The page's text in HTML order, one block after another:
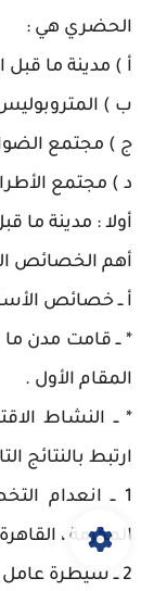
الحضري هي :
أ ) مدينة ما قبل
ب )
ج ) مجتمع
د ) مجتمع
أولا : مدينة ما
أهم الخصائص
أ ــ خصائص
* ــ قامت مدن
المقام الأول .
* ــ النشاط
ارتبط بالنتائج
1 ــ انعدام
المكرمة ،
2 ــ سيطرة عامل القوة على التنظيم الوظيفي للمدينة .